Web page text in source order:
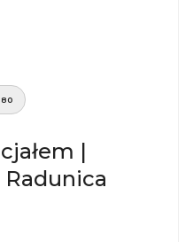
|
Radunica